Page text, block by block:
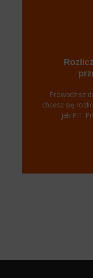
Prowadzisz
chcesz się
jak PIT